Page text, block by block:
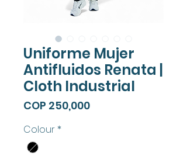
Uniforme Mujer
Antifluidos Renata |
Cloth Industrial
COP 250,000Price
Colour *